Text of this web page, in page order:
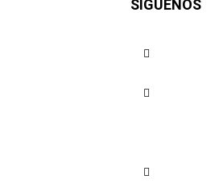
SÍGUENOS